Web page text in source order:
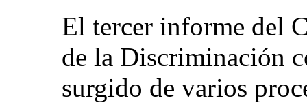
El tercer informe del
de la Discriminación
surgido de varios